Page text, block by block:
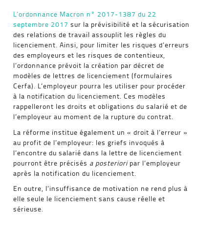
L’ordonnance Macron n° 2017-1387 du 22
septembre 2017 sur la prévisibilité et la sécurisation
des relations de travail assouplit les règles du
licenciement. Ainsi, pour limiter les risques d’erreurs
des employeurs et les risques de contentieux,
l’ordonnance prévoit la création par décret de
modèles de lettres de licenciement (formulaires
Cerfa). L’employeur pourra les utiliser pour procéder
à la notification du licenciement. Ces modèles
rappelleront les droits et obligations du salarié et de
l’employeur au moment de la rupture du contrat.
La réforme institue également un « droit à l’erreur »
au profit de l’employeur: les griefs invoqués à
l’encontre du salarié dans la lettre de licenciement
pourront être précisés a posterioripar l’employeur
après la notification du licenciement.
En outre, l’insuffisance de motivation ne rend plus à
elle seule le licenciement sans cause réelle et
sérieuse.